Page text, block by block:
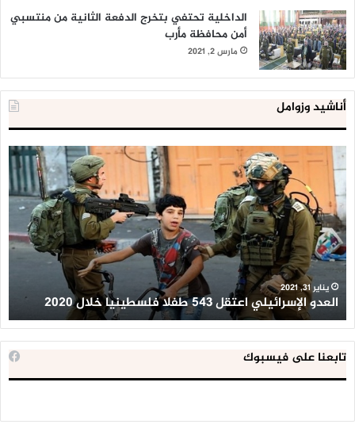
الداخلية تحتفي بتخرج الدفعة الثانية من منتسبي
أمن محافظة مأرب
مارس 2, 2021
أناشيد وزوامل
العدو
الإسرائيلي
اعتقل
543
طفلا
فلسطينيا
خلال
2020
يناير 31, 2021
العدو الإسرائيلي اعتقل 543 طفلا فلسطينيا خلال 2020
تابعنا على فيسبوك